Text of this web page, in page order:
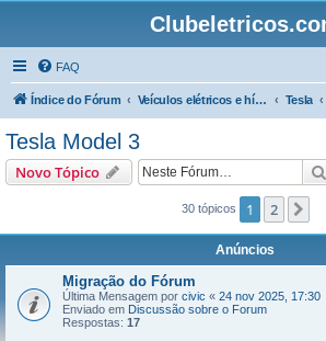
FAQ
Índice do Fórum Veículos elétricos e híbridos plug-in Tesla
Tesla Model 3
Novo Tópico
30 tópicos 1 2
Anúncios
Migração do Fórum
Última Mensagem por civic « 24 nov 2025, 17:30
Enviado em Discussão sobre o Forum
Respostas: 17